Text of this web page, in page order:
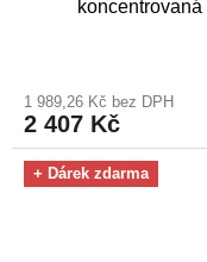
1 989,26 Kč bez DPH
2 407 Kč
+ Dárek zdarma